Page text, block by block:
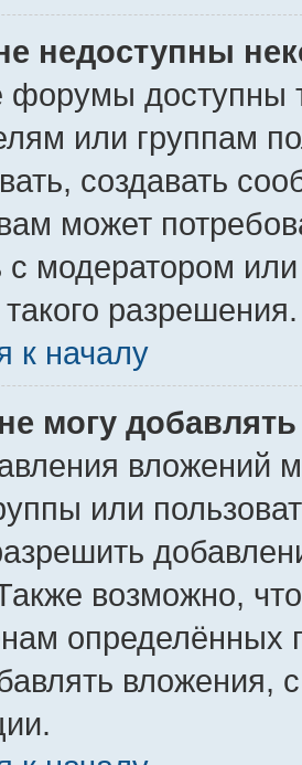
недоступны
форумы доступны
или группам
создавать
может
с модератором
разрешения.
к началу
могу
вложений
или
возможно,
определённых
вложения,